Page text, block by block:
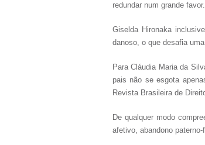
redundar num grande favor.
Giselda Hironaka
danoso, o que desafia
Para Cláudia Maria da
pais não se esgota
Revista Brasileira de
De qualquer modo
afetivo, abandono